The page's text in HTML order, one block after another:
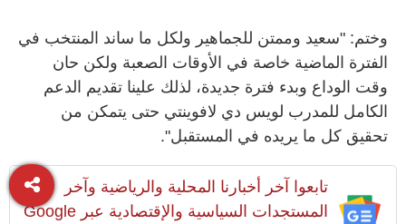
وختم: "سعيد وممتن للجماهير ولكل ما ساند المنتخب في
الفترة الماضية خاصة في الأوقات الصعبة ولكن حان
وقت الوداع وبدء فترة جديدة، لذلك علينا تقديم الدعم
الكامل للمدرب لويس دي لافوينتي حتى يتمكن من
تحقيق كل ما يريده في المستقبل".
تابعوا آخر أخبارنا المحلية والرياضية وآخر
المستجدات السياسية والإقتصادية عبر Google